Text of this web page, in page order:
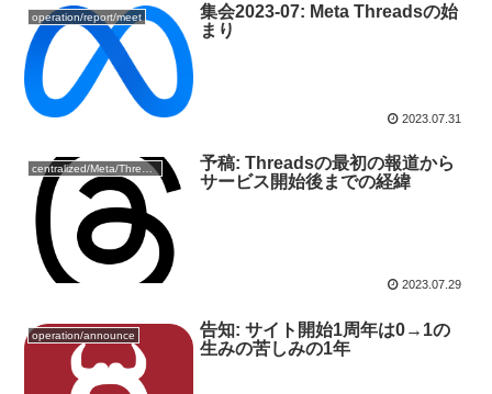
operation/report/meet
集会2023-07: Meta Threadsの始
まり
2023.07.31
centralized/Meta/Threads
予稿: Threadsの最初の報道から
サービス開始後までの経緯
2023.07.29
operation/announce
告知: サイト開始1周年は0→1の
生みの苦しみの1年